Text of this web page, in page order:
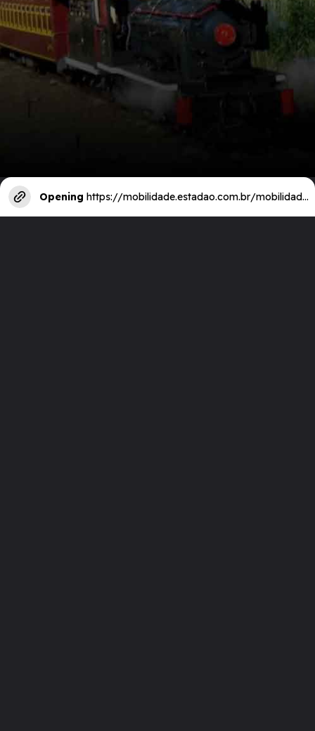
Opening https://mobilidade.estadao.com.br/mobilidade-para-que/5-trens-que-foram-preservados-e-restaurados-para-oferecer-passeios-turisticos/